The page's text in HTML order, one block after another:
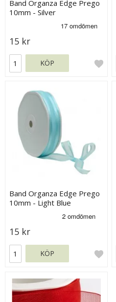
Band Organza Edge Prego
10mm - Silver
15 kr
KÖP
Band Organza Edge Prego
10mm - Light Blue
15 kr
KÖP